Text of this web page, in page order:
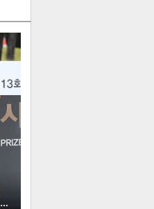
드레스로 갈아입은 KLPGA …